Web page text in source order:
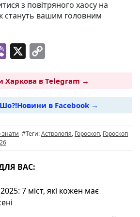
з повітряного хаосу на
стануть вашим головним
Vi
er
X
p
y
Li
n
k
Харкова в Telegram →
в Facebook →
знати #Теги:Астрологія, Гороскоп, Гороскоп
ВАС:
7 міст, які кожен має